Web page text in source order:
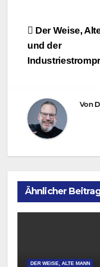
Der Weise,
und der
Von
Ähnlicher
DER WEISE, ALTE MANN